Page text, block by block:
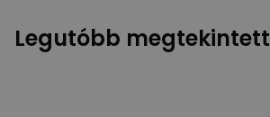
Legutóbb megtekintett